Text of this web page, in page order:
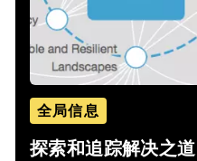
全局信息
探索和追踪解决之道